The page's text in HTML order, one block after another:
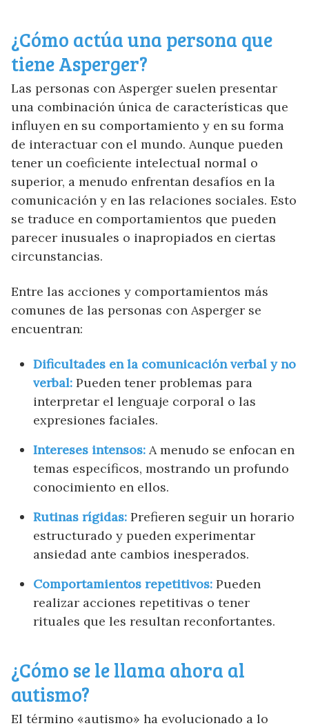
¿Cómo actúa una persona que
tiene Asperger?
Las personas con Asperger suelen presentar
una combinación única de características que
influyen en su comportamiento y en su forma
de interactuar con el mundo. Aunque pueden
tener un coeficiente intelectual normal o
superior, a menudo enfrentan desafíos en la
comunicación y en las relaciones sociales. Esto
se traduce en comportamientos que pueden
parecer inusuales o inapropiados en ciertas
circunstancias.
Entre las acciones y comportamientos más
comunes de las personas con Asperger se
encuentran:
Dificultades en la comunicación verbal y no
verbal: Pueden tener problemas para
interpretar el lenguaje corporal o las
expresiones faciales.
Intereses intensos: A menudo se enfocan en
temas específicos, mostrando un profundo
conocimiento en ellos.
Rutinas rígidas: Prefieren seguir un horario
estructurado y pueden experimentar
ansiedad ante cambios inesperados.
Comportamientos repetitivos: Pueden
realizar acciones repetitivas o tener
rituales que les resultan reconfortantes.
¿Cómo se le llama ahora al
autismo?
El término «autismo» ha evolucionado a lo